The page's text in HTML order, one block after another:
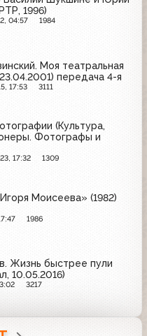
1996)
04:57 1984
Моя театральная
передача 4-я
17:53 3111
(Культура,
Фотографы и
17:32 1309
Моисеева» (1982)
1986
Жизнь быстрее пули
10.05.2016)
3217